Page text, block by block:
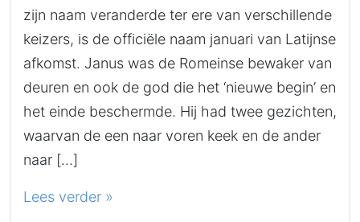
zijn naam veranderde ter ere van verschillende
keizers, is de officiële naam januari van Latijnse
afkomst. Janus was de Romeinse bewaker van
deuren en ook de god die het ‘nieuwe begin’ en
het einde beschermde. Hij had twee gezichten,
waarvan de een naar voren keek en de ander
naar […]
Lees verder »